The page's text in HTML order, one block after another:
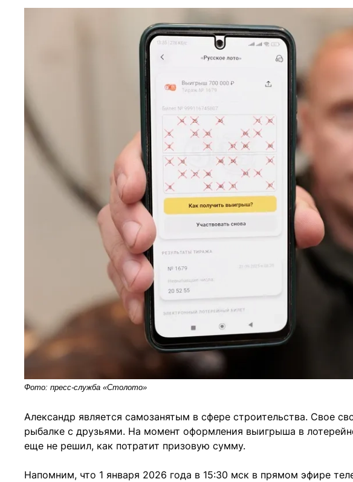
Фото: пресс-служба «Столото»
Александр является самозанятым в сфере строительства. Свое
рыбалке с друзьями. На момент оформления выигрыша в
еще не решил, как потратит призовую сумму.
Напомним, что 1 января 2026 года в 15:30 мск в прямом эфире